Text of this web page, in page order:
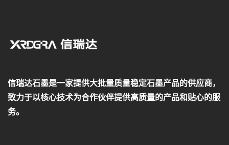
信瑞达石墨是一家提供大批量质量稳定石墨产品的供应商，
致力于以核心技术为合作伙伴提供高质量的产品和贴心的服
务。